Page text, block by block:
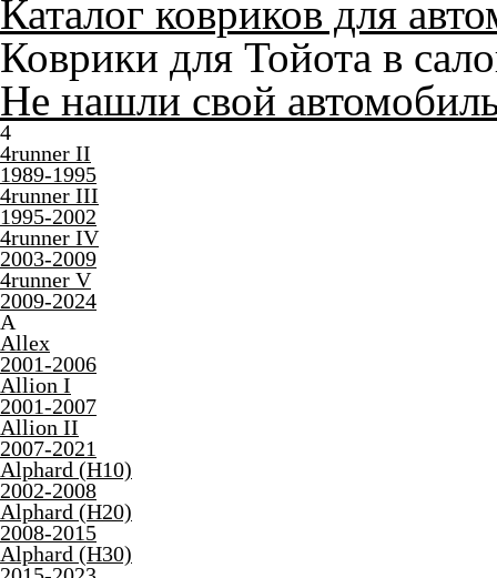
Каталог ковриков для
Коврики для Тойота в
Не нашли свой
4
4runner II
1989-1995
4runner III
1995-2002
4runner IV
2003-2009
4runner V
2009-2024
A
Allex
2001-2006
Allion I
2001-2007
Allion II
2007-2021
Alphard (H10)
2002-2008
Alphard (H20)
2008-2015
Alphard (H30)